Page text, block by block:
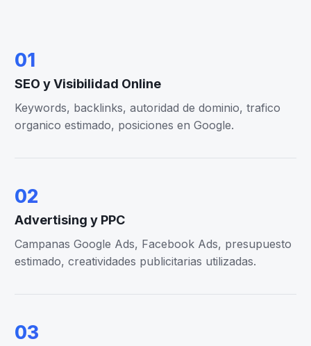
01
SEO y Visibilidad Online
Keywords, backlinks, autoridad de dominio, trafico
organico estimado, posiciones en Google.
02
Advertising y PPC
Campanas Google Ads, Facebook Ads, presupuesto
estimado, creatividades publicitarias utilizadas.
03